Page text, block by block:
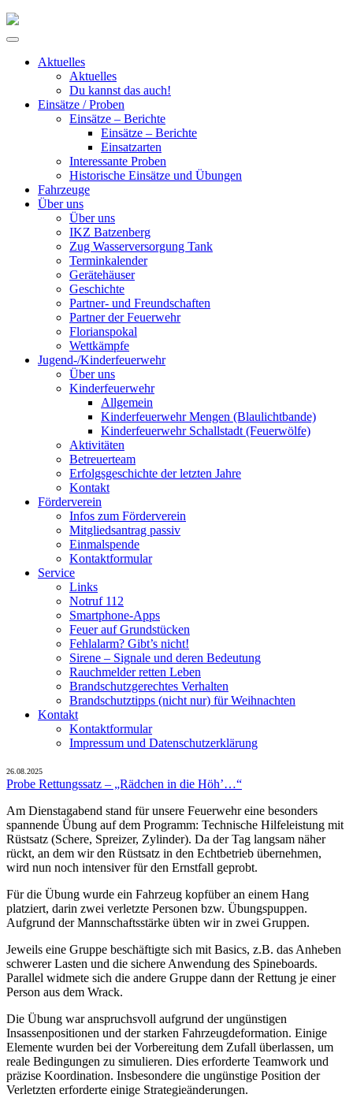
Skip
Primary
Aktuelles
Aktuelles
Du kannst das auch!
Einsätze / Proben
Einsätze – Berichte
Einsätze – Berichte
Einsatzarten
Interessante Proben
Historische Einsätze und Übungen
Fahrzeuge
Über uns
Über uns
IKZ Batzenberg
Zug Wasserversorgung Tank
Terminkalender
Gerätehäuser
Geschichte
Partner- und Freundschaften
Partner der Feuerwehr
Florianspokal
Wettkämpfe
Jugend-/Kinderfeuerwehr
Über uns
Kinderfeuerwehr
Allgemein
Kinderfeuerwehr Mengen (Blaulichtbande)
Kinderfeuerwehr Schallstadt (Feuerwölfe)
Aktivitäten
Betreuerteam
Erfolgsgeschichte der letzten Jahre
Kontakt
Förderverein
Infos zum Förderverein
Mitgliedsantrag passiv
Einmalspende
Kontaktformular
Service
Links
Notruf 112
Smartphone-Apps
Feuer auf Grundstücken
Fehlalarm? Gibt’s nicht!
Sirene – Signale und deren Bedeutung
Rauchmelder retten Leben
Brandschutzgerechtes Verhalten
Brandschutztipps (nicht nur) für Weihnachten
Kontakt
Kontaktformular
Impressum und Datenschutzerklärung
26.08.2025
Probe Rettungssatz – „Rädchen in die Höh’…“
Am Dienstagabend stand für unsere Feuerwehr eine besonders
spannende Übung auf dem Programm: Technische Hilfeleistung mit
Rüstsatz (Schere, Spreizer, Zylinder). Da der Tag langsam näher
rückt, an dem wir den Rüstsatz in den Echtbetrieb übernehmen,
wird nun noch intensiver für den Ernstfall geprobt.
Für die Übung wurde ein Fahrzeug kopfüber an einem Hang
platziert, darin zwei verletzte Personen bzw. Übungspuppen.
Aufgrund der Mannschaftsstärke übten wir in zwei Gruppen.
Jeweils eine Gruppe beschäftigte sich mit Basics, z.B. das Anheben
schwerer Lasten und die sichere Anwendung des Spineboards.
Parallel widmete sich die andere Gruppe dann der Rettung je einer
Person aus dem Wrack.
Die Übung war anspruchsvoll aufgrund der ungünstigen
Insassenpositionen und der starken Fahrzeugdeformation. Einige
Elemente wurden bei der Vorbereitung dem Zufall überlassen, um
reale Bedingungen zu simulieren. Dies erforderte Teamwork und
präzise Koordination. Insbesondere die ungünstige Position der
Verletzten erforderte einige Strategieänderungen.